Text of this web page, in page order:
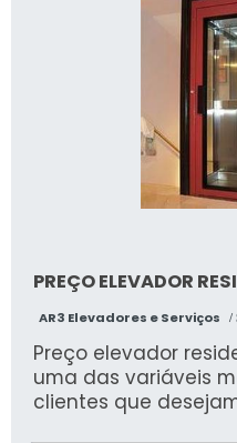
PREÇO ELEVADOR
AR3 Elevadores e Serviços /
Preço elevador
uma das variáveis
clientes que